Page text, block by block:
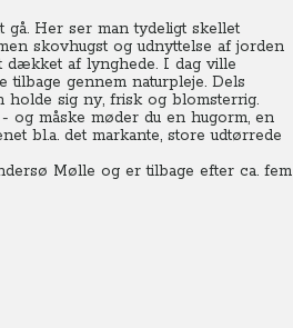
Her ser man tydeligt skellet
skovhugst og udnyttelse af jorden
dækket af lynghede. I dag ville
gennem naturpleje. Dels
sig ny, frisk og blomsterrig.
og måske møder du en hugorm, en
bl.a. det markante, store udtørrede
Mølle og er tilbage efter ca. fem